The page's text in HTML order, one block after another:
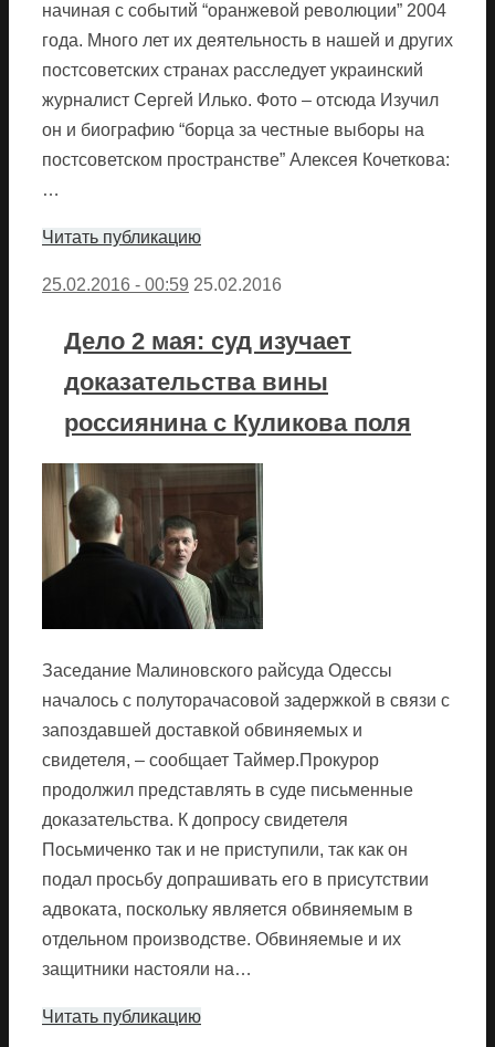
начиная с событий “оранжевой революции” 2004
года. Много лет их деятельность в нашей и других
постсоветских странах расследует украинский
журналист Сергей Илько. Фото – отсюда Изучил
он и биографию “борца за честные выборы на
постсоветском пространстве” Алексея Кочеткова:
…
Читать публикацию
25.02.2016 - 00:59 25.02.2016
Дело 2 мая: суд изучает
доказательства вины
россиянина с Куликова поля
Заседание Малиновского райсуда Одессы
началось с полуторачасовой задержкой в связи с
запоздавшей доставкой обвиняемых и
свидетеля, – сообщает Таймер.Прокурор
продолжил представлять в суде письменные
доказательства. К допросу свидетеля
Посьмиченко так и не приступили, так как он
подал просьбу допрашивать его в присутствии
адвоката, поскольку является обвиняемым в
отдельном производстве. Обвиняемые и их
защитники настояли на…
Читать публикацию